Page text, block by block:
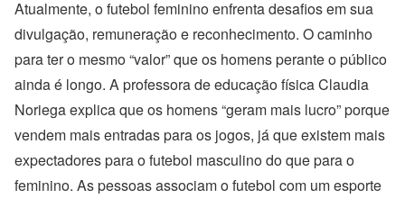
Atualmente, o futebol feminino enfrenta desafios em sua
divulgação, remuneração e reconhecimento. O caminho
para ter o mesmo “valor” que os homens perante o público
ainda é longo. A professora de educação física Claudia
Noriega explica que os homens “geram mais lucro” porque
vendem mais entradas para os jogos, já que existem mais
expectadores para o futebol masculino do que para o
feminino. As pessoas associam o futebol com um esporte